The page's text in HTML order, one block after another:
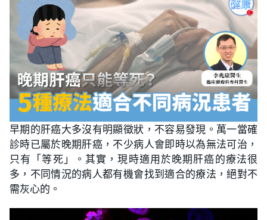
早期的肝癌大多沒有明顯徵狀，不容易發現。萬一當確
診時已屬於晚期肝癌，不少病人會即時以為無法可治，
只有「等死」。其實，現時適用於晚期肝癌的療法很
多，不同情況的病人都有機會找到適合的療法，絕對不
需灰心的。